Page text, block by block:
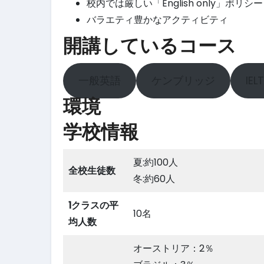
校内では厳しい「English only」ポリシー
バラエティ豊かなアクティビティ
開講しているコース
環境
学校情報
全校生徒数
夏:約100人
冬:約60人
1クラスの平
均人数
10名
オーストリア：2％